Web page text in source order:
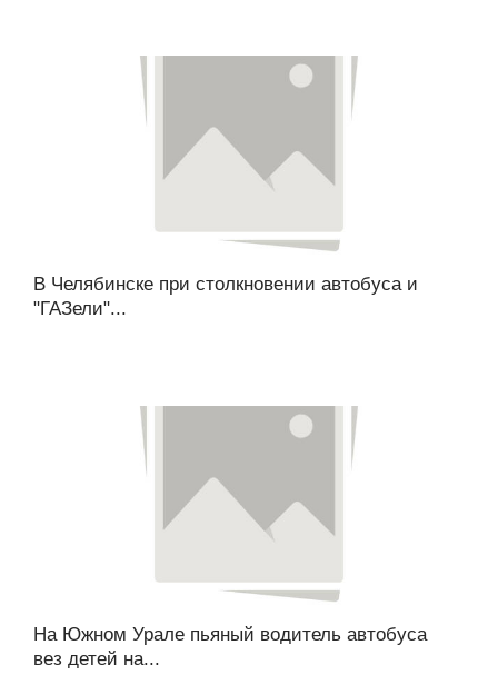
В Челябинске при столкновении автобуса и
"ГАЗели"...
На Южном Урале пьяный водитель автобуса
вез детей на...